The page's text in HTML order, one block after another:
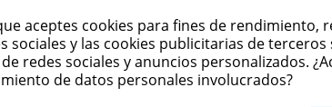
aceptes cookies para fines de rendimiento,
sociales y las cookies publicitarias de terceros
redes sociales y anuncios personalizados.
de datos personales involucrados?